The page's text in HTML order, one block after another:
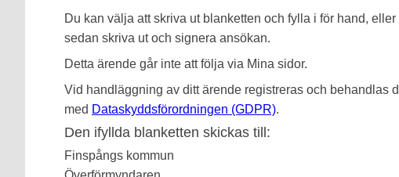
Du kan välja att skriva ut blanketten och fylla i för hand,
sedan skriva ut och signera ansökan.
Detta ärende går inte att följa via Mina sidor.
Vid handläggning av ditt ärende registreras och behandlas
med Dataskyddsförordningen (GDPR).
Den ifyllda blanketten skickas till:
Finspångs kommun